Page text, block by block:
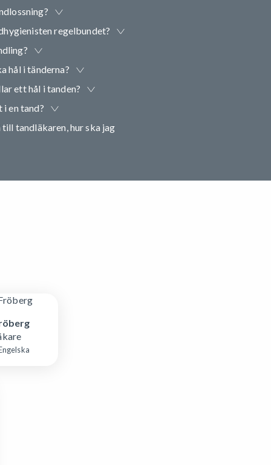
regelbundet?
hål i tänderna?
ett hål i tanden?
i en tand?
tandläkaren, hur ska jag